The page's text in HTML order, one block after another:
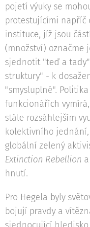
pojetí výuky se
protestujícími napříč
instituce, jíž jsou
(množství) označme
sjednotit "teď a
struktury" - k
"smysluplné".
funkcionářích
stále rozsáhlejším
kolektivního
globální zelený
Extinction Rebellion
hnutí.
Pro Hegela byly
bojují pravdy a